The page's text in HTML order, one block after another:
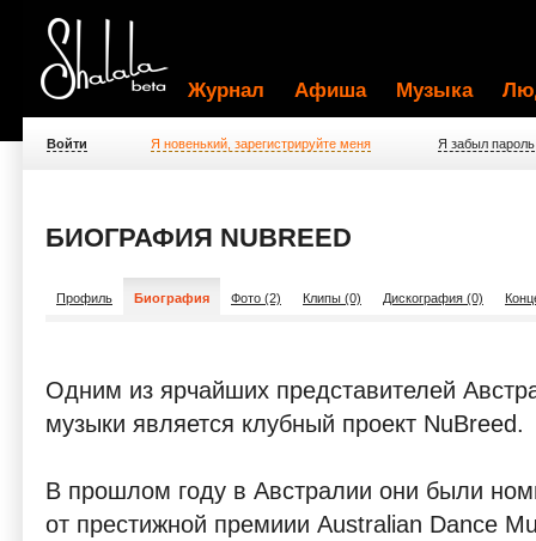
Журнал Афиша Музыка
Войти Я новенький, зарегистрируйте меня Я забыл пароль
БИОГРАФИЯ NUBREED
Профиль Биография Фото (2) Клипы (0) Дискография (0)
Одним из ярчайших представителей
музыки является клубный проект NuBreed.
В прошлом году в Австралии они были
от престижной премиии Australian Dance